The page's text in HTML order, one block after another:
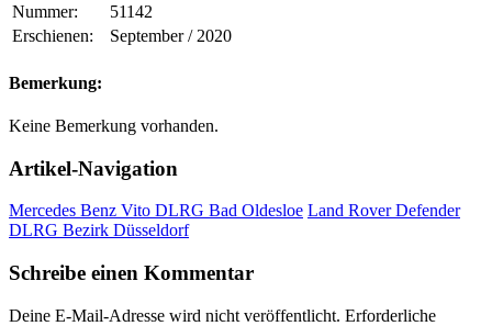
Nummer:
51142
Erschienen:
September / 2020
Bemerkung:
Keine Bemerkung vorhanden.
Artikel-Navigation
Mercedes Benz Vito DLRG Bad Oldesloe Land Rover Defender
DLRG Bezirk Düsseldorf
Schreibe einen Kommentar
Deine E-Mail-Adresse wird nicht veröffentlicht. Erforderliche